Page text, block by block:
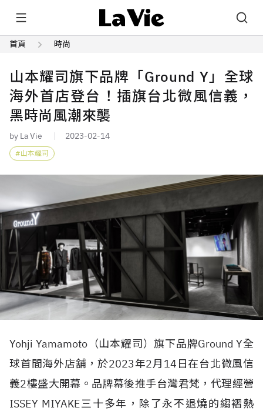
首頁 時尚
山本耀司旗下品牌「Ground Y」全球
海外首店登台！插旗台北微風信義，
黑時尚風潮來襲
by La Vie 2023-02-14
山本耀司
Yohji Yamamoto（山本耀司）旗下品牌Ground Y全
球首間海外店舖，於2023年2月14日在台北微風信
義2樓盛大開幕。品牌幕後推手台灣君梵，代理經營
ISSEY MIYAKE三十多年，除了永不退燒的縐褶熱